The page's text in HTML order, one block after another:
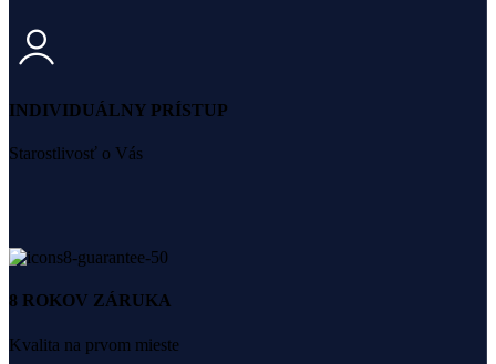
INDIVIDUÁLNY PRÍSTUP
Starostlivosť o Vás
8 ROKOV ZÁRUKA
Kvalita na prvom mieste